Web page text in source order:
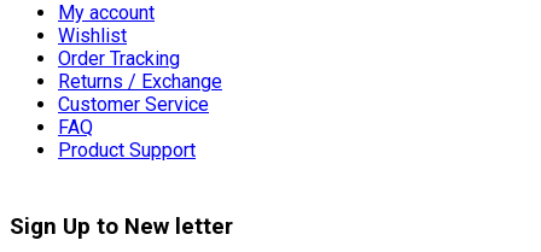
My account
Wishlist
Order Tracking
Returns / Exchange
Customer Service
FAQ
Product Support
Sign Up to New letter